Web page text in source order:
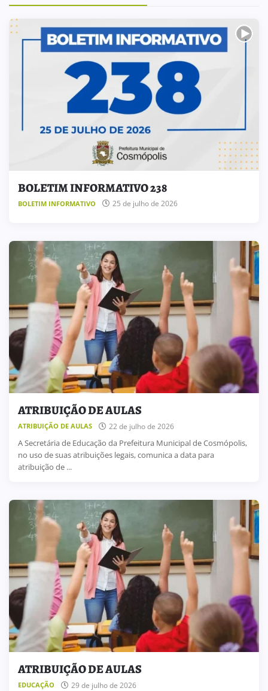
BOLETIM INFORMATIVO 238
BOLETIM INFORMATIVO 25 de julho de 2026
ATRIBUIÇÃO DE AULAS
ATRIBUIÇÃO DE AULAS 22 de julho de 2026
A Secretária de Educação da Prefeitura Municipal de Cosmópolis,
no uso de suas atribuições legais, comunica a data para
atribuição de ...
ATRIBUIÇÃO DE AULAS
EDUCAÇÃO 29 de julho de 2026